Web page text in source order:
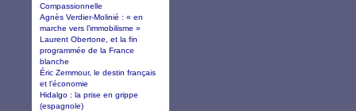
Compassionnelle
Agnès Verdier-Molinié : « en
marche vers l’immobilisme »
Laurent Obertone, et la fin
programmée de la France
blanche
Éric Zemmour, le destin français
et l’économie
Hidalgo : la prise en grippe
(espagnole)